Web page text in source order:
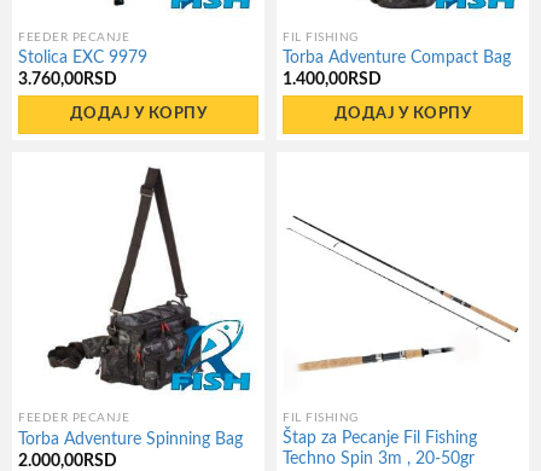
FEEDER PECANJE
Stolica EXC 9979
3.760,00 RSD
ДОДАЈ У КОРПУ
FIL FISHING
Torba Adventure Compact Bag
1.400,00 RSD
ДОДАЈ У КОРПУ
FEEDER PECANJE
Torba Adventure Spinning Bag
2.000,00 RSD
FIL FISHING
Štap za Pecanje Fil Fishing
Techno Spin 3m , 20-50gr